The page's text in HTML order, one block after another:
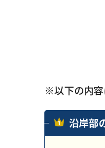
※以下の内容
沿岸部